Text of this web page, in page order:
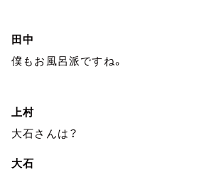
田中
僕もお風呂派ですね。
上村
大石さんは？
大石